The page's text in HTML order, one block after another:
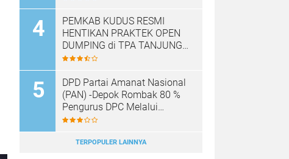
PEMKAB KUDUS RESMI
HENTIKAN PRAKTEK OPEN
DUMPING di TPA TANJUNG
REJO, KEC.JEKULO
SISTEM PENGELOLAAN
SAMPAH BARU
DPD Partai Amanat Nasional
(PAN) -Depok Rombak 80 %
Pengurus DPC Melalui
Muscab "
TERPOPULER LAINNYA